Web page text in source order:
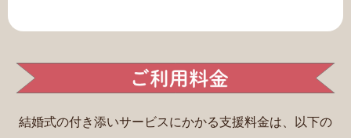
結婚式の付き添いサービスにかかる支援料金は、以下の